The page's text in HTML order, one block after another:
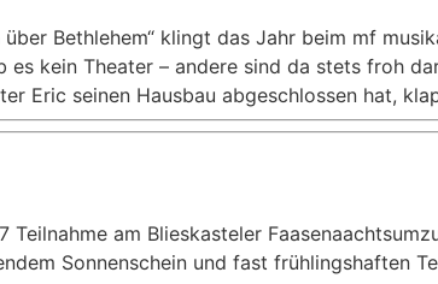
über Bethlehem“ klingt das Jahr beim mf
es kein Theater – andere sind da stets froh
Eric seinen Hausbau abgeschlossen hat,
Teilnahme am Blieskasteler
Sonnenschein und fast frühlingshaften